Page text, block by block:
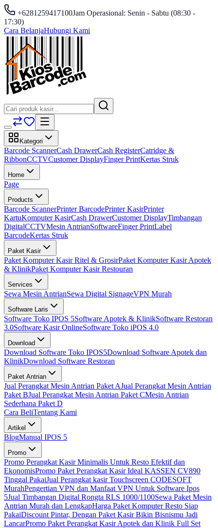
+6281259417100Jam Operasional: Senin - Sabtu (08:30 -
17:30)
Cara BelanjaHubungi Kami
Kategori
Barcode ScannerCash DrawerCash RegisterCatridge &
RibbonCCTVCustomer DisplayFinger PrintKertas Struk
Home
Page
Products
Barcode ScannerPrinter BarcodePrinter KasirPrinter
KartuKomputer KasirCash DrawerCustomer DisplayTimbangan
DigitalCCTVMesin AntrianSoftwareFinger PrintLabel
BarcodeKertas Struk
Paket Kasir
Paket Komputer Kasir Ritel & GrosirPaket Komputer Kasir Apotek
& KlinikPaket Komputer Kasir Restouran
Services
Sewa Mesin AntrianSewa Digital SignageVPN Murah
Software Laris
Software Toko IPOS 5Software Apotek & KlinikSoftware Restoran
3.0Software Kasir OnlineSoftware Toko iPOS 4.0
Download
Download Software Toko IPOS5Download Software Apotek dan
KlinikDownload Software Restoran
Paket Antrian
Jual Perangkat Mesin Antrian Paket AJual Perangkat Mesin Antrian
Paket BJual Perangkat Mesin Antrian Paket CMesin Antrian
Sederhana Paket D
Cara BeliTentang Kami
Artikel
BlogManual IPOS 5
Promo
Promo Perangkat Kasir Minimalis Untuk Resto Efektif dan
EkonomisPromo Paket Perangkat Kasir Ideal KASSEN CV890
Tinggal PakaiJual Perangkat kasir Touchscreen CODESOFT
MurahPengertian VPN dan Manfaat VPN Untuk Software Ipos
5Jual Timbangan Digital Rongta RLS 1000/1100Sewa Paket Mesin
Antrian Murah dan LengkapHarga Paket Komputer Resto Siap
PakaiDiscount Pintar, Dengan Paket Kasir Bikin Bisnismu Jadi
LancarPromo Paket Perangkat Kasir Apotek dan Klinik Full Set